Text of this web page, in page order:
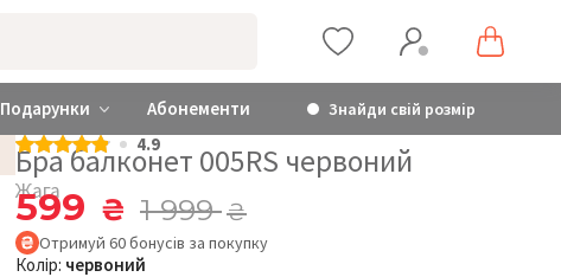
Подарунки Абонементи Знайди свій розмір
4.9
Бра балконет 005RS червоний
Жага
599 ₴ 1 999₴
Отримуй 60бонусів за покупку
Колір: червоний